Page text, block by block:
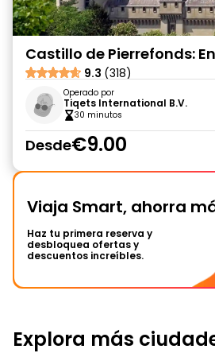
Castillo de Pierrefonds:
9.3 (318)
Operado por
Tiqets International B.V.
30 minutos
Desde€9.00
Viaja Smart, ahorra
Haz tu primera reserva y
desbloquea ofertas y
descuentos increíbles.
Explora más